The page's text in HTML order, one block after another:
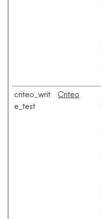
criteo_writ
e_test
Criteo